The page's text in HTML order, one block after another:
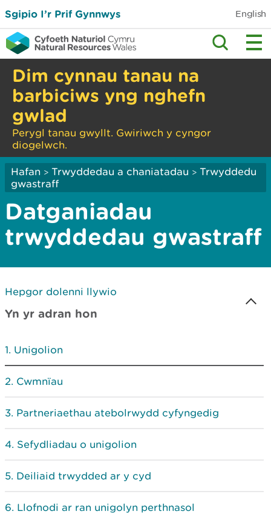
Sgipio I’r Prif Gynnwys English
Dim cynnau tanau na
barbiciws yng nghefn
gwlad
Perygl tanau gwyllt. Gwiriwch y cyngor
diogelwch.
Hafan > Trwyddedau a chaniatadau > Trwyddedu
gwastraff
Datganiadau
trwyddedau gwastraff
Hepgor dolenni llywio
Yn yr adran hon
Unigolion
Cwmnïau
Partneriaethau atebolrwydd cyfyngedig
Sefydliadau o unigolion
Deiliaid trwydded ar y cyd
Llofnodi ar ran unigolyn perthnasol